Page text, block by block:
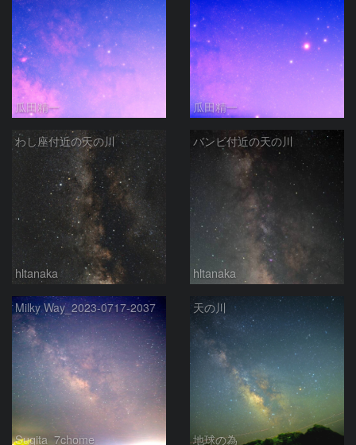
瓜田精一 瓜田精一
わし座付近の天の川
hltanaka
バンビ付近の天の川
hltanaka
Milky Way_2023-0717-2037
Sugita_7chome
天の川
地球の為